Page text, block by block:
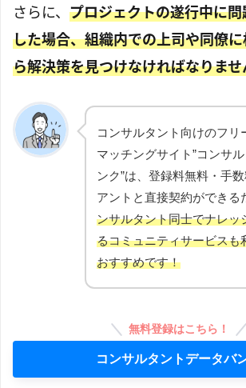
さらに、 プロジェクトの遂行中に
した場合、組織内での上司や同僚
ら解決策を見つけなければなりませ
コンサルタント向けのフリ
マッチングサイト”コンサ
ンク”は、登録料無料・手
アントと直接契約ができる
ンサルタント同士でナレッ
るコミュニティサービスも
おすすめです！
無料登録はこちら！
コンサルタントデータバ